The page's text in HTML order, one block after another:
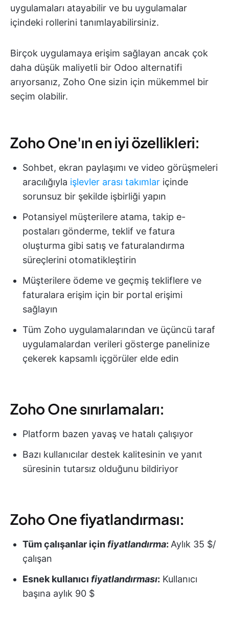
uygulamaları atayabilir ve bu uygulamalar
içindeki rollerini tanımlayabilirsiniz.
Birçok uygulamaya erişim sağlayan ancak çok
daha düşük maliyetli bir Odoo alternatifi
arıyorsanız, Zoho One sizin için mükemmel bir
seçim olabilir.
Zoho One'ın en iyi özellikleri:
Sohbet, ekran paylaşımı ve video görüşmeleri
aracılığıyla işlevler arası takımlar içinde
sorunsuz bir şekilde işbirliği yapın
Potansiyel müşterilere atama, takip e-
postaları gönderme, teklif ve fatura
oluşturma gibi satış ve faturalandırma
süreçlerini otomatikleştirin
Müşterilere ödeme ve geçmiş tekliflere ve
faturalara erişim için bir portal erişimi
sağlayın
Tüm Zoho uygulamalarından ve üçüncü taraf
uygulamalardan verileri gösterge panelinize
çekerek kapsamlı içgörüler elde edin
Zoho One sınırlamaları:
Platform bazen yavaş ve hatalı çalışıyor
Bazı kullanıcılar destek kalitesinin ve yanıt
süresinin tutarsız olduğunu bildiriyor
Zoho One fiyatlandırması:
Tüm çalışanlar için fiyatlandırma: Aylık 35 $/
çalışan
Esnek kullanıcı fiyatlandırması: Kullanıcı
başına aylık 90 $